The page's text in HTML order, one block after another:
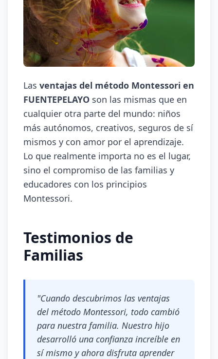
Las ventajas del método Montessori en
FUENTEPELAYO son las mismas que en
cualquier otra parte del mundo: niños
más autónomos, creativos, seguros de sí
mismos y con amor por el aprendizaje.
Lo que realmente importa no es el lugar,
sino el compromiso de las familias y
educadores con los principios
Montessori.
Testimonios de
Familias
"Cuando descubrimos las ventajas
del método Montessori, todo cambió
para nuestra familia. Nuestro hijo
desarrolló una confianza increíble en
sí mismo y ahora disfruta aprender